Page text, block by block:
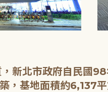
新北市政府自民國
，基地面積約6,137